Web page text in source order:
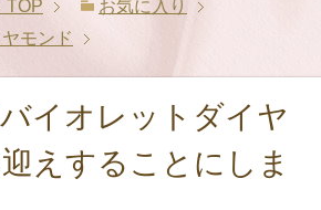
TOP
お気に入り
モンド
イオレットダイヤ
えすることにしま